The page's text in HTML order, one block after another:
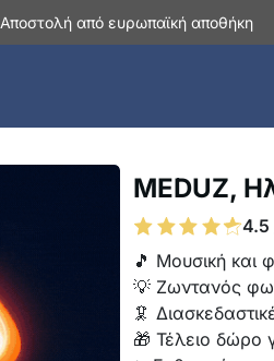
Αποστολή από ευρωπαϊκή αποθήκη
MEDUZ,
4.5
🎵 Μουσική και
💡 Ζωντανός
🦑
🎁 Τέλειο δώρο